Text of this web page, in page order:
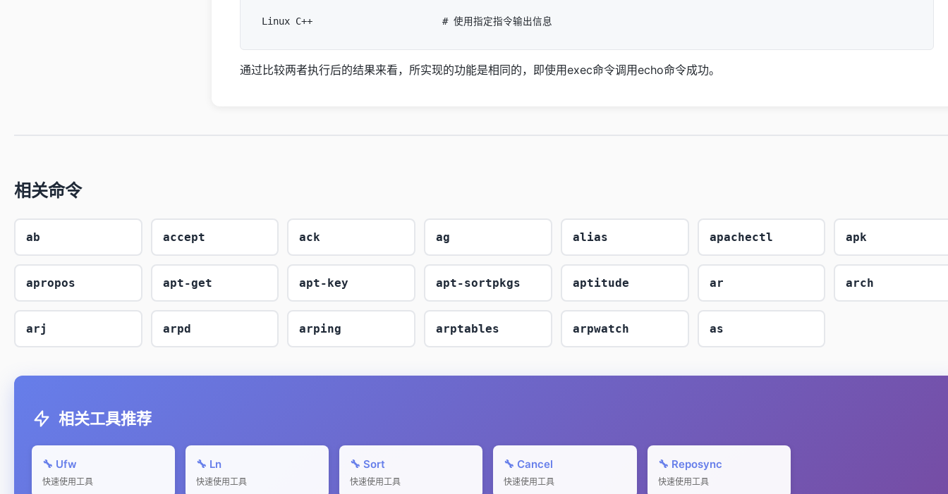
通过比较两者执行后的结果来看，所实现的功能是相同的，即使用exec命令调用echo命令成功。
相关命令
ab accept ack ag alias apachectl apk
apropos apt-get apt-key apt-sortpkgs aptitude ar arch
arj arpd arping arptables arpwatch as
相关工具推荐
🔧 Ufw
快速使用工具
🔧 Ln
快速使用工具
🔧 Sort
快速使用工具
🔧 Cancel
快速使用工具
🔧 Reposync
快速使用工具